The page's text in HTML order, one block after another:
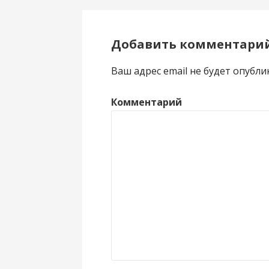
Добавить
Ваш адрес email не будет
Комментарий